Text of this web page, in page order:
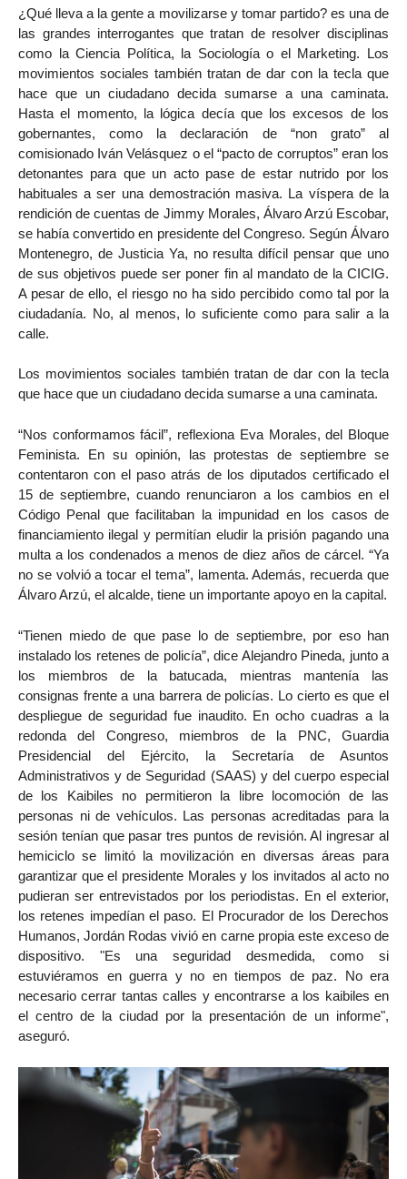
¿Qué lleva a la gente a movilizarse y tomar partido? es una de
las grandes interrogantes que tratan de resolver disciplinas
como la Ciencia Política, la Sociología o el Marketing. Los
movimientos sociales también tratan de dar con la tecla que
hace que un ciudadano decida sumarse a una caminata.
Hasta el momento, la lógica decía que los excesos de los
gobernantes, como la declaración de “non grato” al
comisionado Iván Velásquez o el “pacto de corruptos” eran los
detonantes para que un acto pase de estar nutrido por los
habituales a ser una demostración masiva. La víspera de la
rendición de cuentas de Jimmy Morales, Álvaro Arzú Escobar,
se había convertido en presidente del Congreso. Según Álvaro
Montenegro, de Justicia Ya, no resulta difícil pensar que uno
de sus objetivos puede ser poner fin al mandato de la CICIG.
A pesar de ello, el riesgo no ha sido percibido como tal por la
ciudadanía. No, al menos, lo suficiente como para salir a la
calle.
Los movimientos sociales también tratan de dar con la tecla
que hace que un ciudadano decida sumarse a una caminata.
“Nos conformamos fácil”, reflexiona Eva Morales, del Bloque
Feminista. En su opinión, las protestas de septiembre se
contentaron con el paso atrás de los diputados certificado el
15 de septiembre, cuando renunciaron a los cambios en el
Código Penal que facilitaban la impunidad en los casos de
financiamiento ilegal y permitían eludir la prisión pagando una
multa a los condenados a menos de diez años de cárcel. “Ya
no se volvió a tocar el tema”, lamenta. Además, recuerda que
Álvaro Arzú, el alcalde, tiene un importante apoyo en la capital.
“Tienen miedo de que pase lo de septiembre, por eso han
instalado los retenes de policía”, dice Alejandro Pineda, junto a
los miembros de la batucada, mientras mantenía las
consignas frente a una barrera de policías. Lo cierto es que el
despliegue de seguridad fue inaudito. En ocho cuadras a la
redonda del Congreso, miembros de la PNC, Guardia
Presidencial del Ejército, la Secretaría de Asuntos
Administrativos y de Seguridad (SAAS) y del cuerpo especial
de los Kaibiles no permitieron la libre locomoción de las
personas ni de vehículos. Las personas acreditadas para la
sesión tenían que pasar tres puntos de revisión. Al ingresar al
hemiciclo se limitó la movilización en diversas áreas para
garantizar que el presidente Morales y los invitados al acto no
pudieran ser entrevistados por los periodistas. En el exterior,
los retenes impedían el paso. El Procurador de los Derechos
Humanos, Jordán Rodas vivió en carne propia este exceso de
dispositivo. "Es una seguridad desmedida, como si
estuviéramos en guerra y no en tiempos de paz. No era
necesario cerrar tantas calles y encontrarse a los kaibiles en
el centro de la ciudad por la presentación de un informe",
aseguró.